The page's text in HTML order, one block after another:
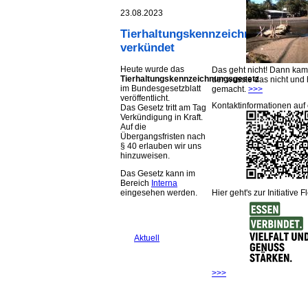
23.08.2023
verkündet
Heute wurde das
Tierhaltungskennzeichnungsgesetz
im Bundesgesetzblatt
veröffentlicht.
Das Gesetz tritt am Tag
Verkündigung in Kraft.
Auf die
Übergangsfristen nach
§ 40 erlauben wir uns
hinzuweisen.
Das Gesetz kann im
Bereich Interna
eingesehen werden.
Aktuell
Das geht nicht! Dann
der wusste das nicht und
gemacht. >>>
Kontaktinformationen
Hier geht's zur Initiative
>>>